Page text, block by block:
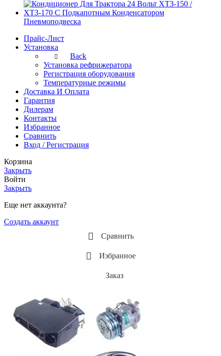
Пневмоподвеска
Прайс-Лист
Установка
Back
Установка рефрижератора
Регистрация оборудования
Температурные режимы
Доставка И Оплата
Гарантия
Дилерам
Контакты
Избранное
Сравнить
Вход / Регистрация
Корзина
Закрыть
Войти
Закрыть
Еще нет аккаунта?
Создать аккаунт
Сравнить
Избранное
Заказ